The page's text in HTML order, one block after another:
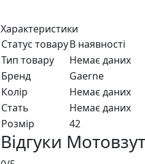
Характеристики
Статус товаруВ наявності
Тип товару
Немає даних
Бренд
Gaerne
Колір
Немає даних
Стать
Немає даних
Розмір
42
Відгуки